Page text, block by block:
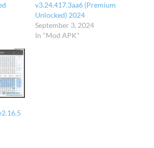
v3.24.417.3aa6 (Premium
Unlocked) 2024
September 3, 2024
In "Mod APK"